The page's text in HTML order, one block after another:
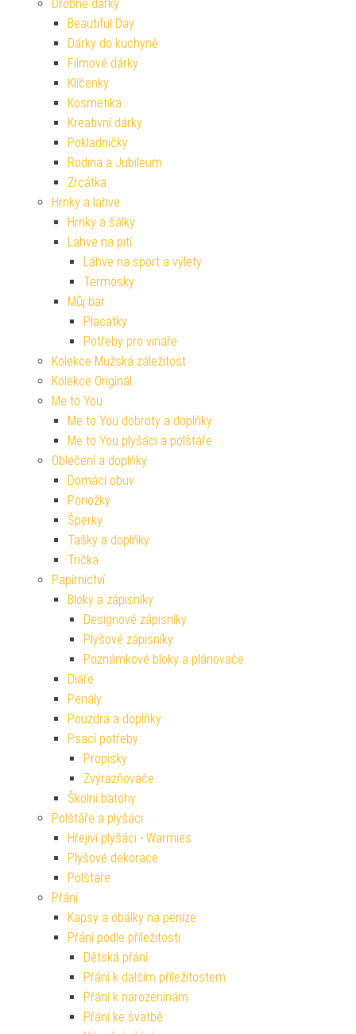
Drobné dárky
Beautiful Day
Dárky do kuchyně
Filmové dárky
Klíčenky
Kosmetika
Kreativní dárky
Pokladničky
Rodina a Jubileum
Zrcátka
Hrnky a lahve
Hrnky a šálky
Lahve na pití
Láhve na sport a výlety
Termosky
Můj bar
Placatky
Potřeby pro vinaře
Kolekce Mužská záležitost
Kolekce Originál
Me to You
Me to You dobroty a doplňky
Me to You plyšáci a polštáře
Oblečení a doplňky
Domácí obuv
Ponožky
Šperky
Tašky a doplňky
Trička
Papírnictví
Bloky a zápisníky
Designové zápisníky
Plyšové zápisníky
Poznámkové bloky a plánovače
Diáře
Penály
Pouzdra a doplňky
Psací potřeby
Propisky
Zvýrazňovače
Školní batohy
Polštáře a plyšáci
Hřejiví plyšáci - Warmies
Plyšové dekorace
Polštáře
Přání
Kapsy a obálky na peníze
Přání podle příležitosti
Dětská přání
Přání k dalším příležitostem
Přání k narozeninám
Přání ke svatbě